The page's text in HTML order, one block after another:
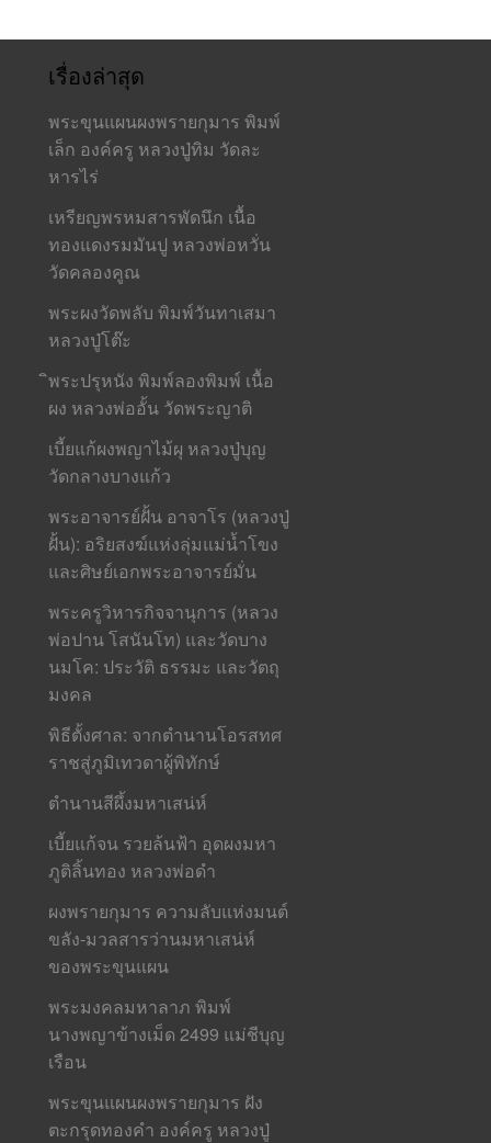
เรื่องล่าสุด
พระขุนแผนผงพรายกุมาร พิมพ์
เล็ก องค์ครู หลวงปู่ทิม วัดละ
หารไร่
เหรียญพรหมสารพัดนึก เนื้อ
ทองแดงรมมันปู หลวงพ่อหวั่น
วัดคลองคูณ
พระผงวัดพลับ พิมพ์วันทาเสมา
หลวงปู่โต๊ะ
ิพระปรุหนัง พิมพ์ลองพิมพ์ เนื้อ
ผง หลวงพ่ออั้น วัดพระญาติ
เบี้ยแก้ผงพญาไม้ผุ หลวงปู่บุญ
วัดกลางบางแก้ว
พระอาจารย์ฝั้น อาจาโร (หลวงปู่
ฝั้น): อริยสงฆ์แห่งลุ่มแม่น้ำโขง
และศิษย์เอกพระอาจารย์มั่น
พระครูวิหารกิจจานุการ (หลวง
พ่อปาน โสนันโท) และวัดบาง
นมโค: ประวัติ ธรรมะ และวัตถุ
มงคล
พิธีตั้งศาล: จากตำนานโอรสทศ
ราชสู่ภูมิเทวดาผู้พิทักษ์
ตำนานสีผึ้งมหาเสน่ห์
เบี้ยแก้จน รวยล้นฟ้า อุดผงมหา
ภูติลิ้นทอง หลวงพ่อดำ
ผงพรายกุมาร ความลับแห่งมนต์
ขลัง-มวลสารว่านมหาเสน่ห์
ของพระขุนแผน
พระมงคลมหาลาภ พิมพ์
นางพญาข้างเม็ด 2499 แม่ชีบุญ
เรือน
พระขุนแผนผงพรายกุมาร ฝัง
ตะกรุดทองคำ องค์ครู หลวงปู่